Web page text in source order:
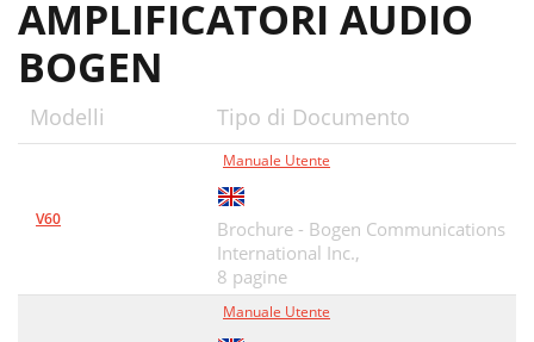
AMPLIFICATORI AUDIO
BOGEN
Modelli Tipo di Documento
V60
Manuale Utente
Brochure - Bogen Communications
International Inc.,
8 pagine
Manuale Utente